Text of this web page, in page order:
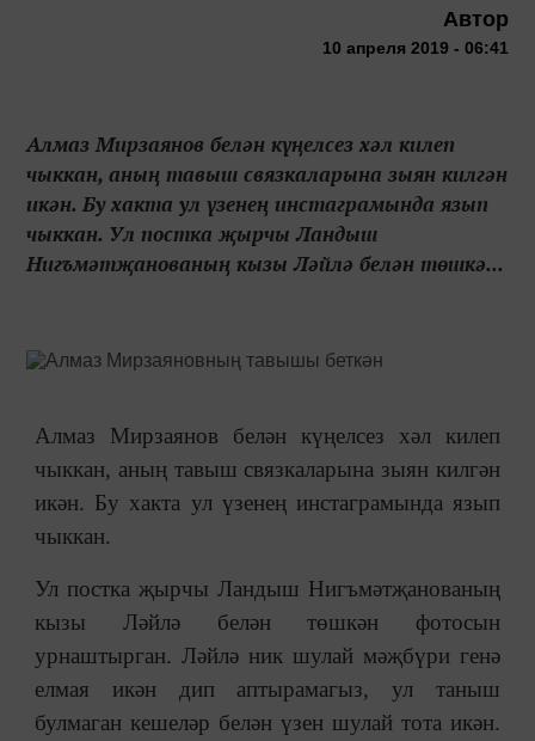
Автор
10 апреля 2019 - 06:41
Алмаз Мирзаянов белән күңелсез хәл килеп
чыккан, аның тавыш связкаларына зыян килгән
икән. Бу хакта ул үзенең инстаграмында язып
чыккан. Ул постка җырчы Ландыш
Нигъмәтҗанованың кызы Ләйлә белән төшкә...
Алмаз Мирзаянов белән күңелсез хәл килеп
чыккан, аның тавыш связкаларына зыян килгән
икән. Бу хакта ул үзенең инстаграмында язып
чыккан.
Ул постка җырчы Ландыш Нигъмәтҗанованың
кызы Ләйлә белән төшкән фотосын
урнаштырган. Ләйлә ник шулай мәҗбүри генә
елмая икән дип аптырамагыз, ул таныш
булмаган кешеләр белән үзен шулай тота икән.